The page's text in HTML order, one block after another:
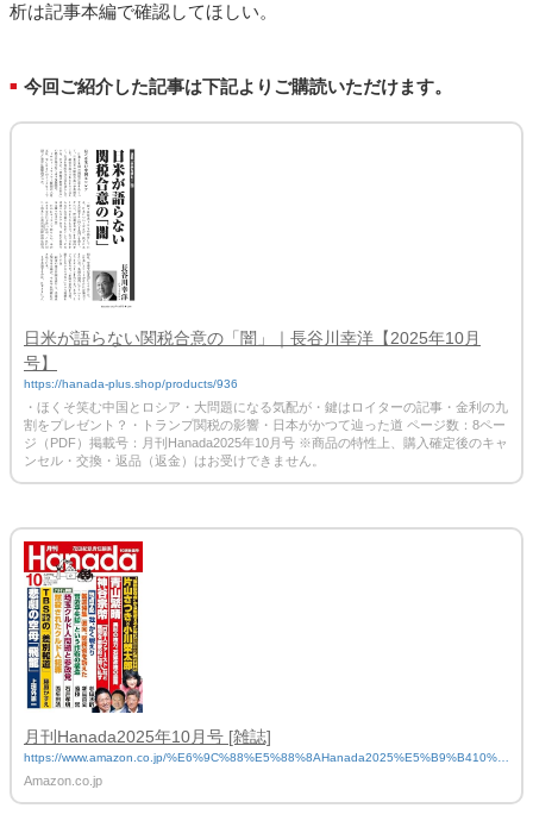
析は記事本編で確認してほしい。
■ 今回ご紹介した記事は下記よりご購読いただけます。
日米が語らない関税合意の「闇」｜長谷川幸洋【2025年10月
号】
https://hanada-plus.shop/products/936
・ほくそ笑む中国とロシア・大問題になる気配が・鍵はロイターの記事・金利の九
割をプレゼント？・トランプ関税の影響・日本がかつて辿った道 ページ数：8ペー
ジ（PDF）掲載号：月刊Hanada2025年10月号 ※商品の特性上、購入確定後のキャ
ンセル・交換・返品（返金）はお受けできません。
月刊Hanada2025年10月号 [雑誌]
https://www.amazon.co.jp/%E6%9C%88%E5%88%8AHanada2025%E5%B9%B410%E
6%9C%88%E5%8F%B7-%E8%8A%B1%E7%94%B0%E7%B4%80%E5%87%B1%E
8%B2%AC%E4%BB%BB%E7%B7%A8%E9%9B%86/dp/B0F4QVFYC6/ref=sr_1_1?cri
d=QYCGNZ54MLV8&dib=eyJ2IjoiMSJ9.7YQGNw0Sgu-Gw2CR9qVk7LOauzTFrn0b43Y
Amazon.co.jp